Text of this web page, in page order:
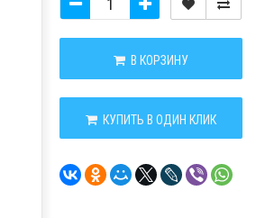
В КОРЗИНУ
КУПИТЬ В ОДИН КЛИК